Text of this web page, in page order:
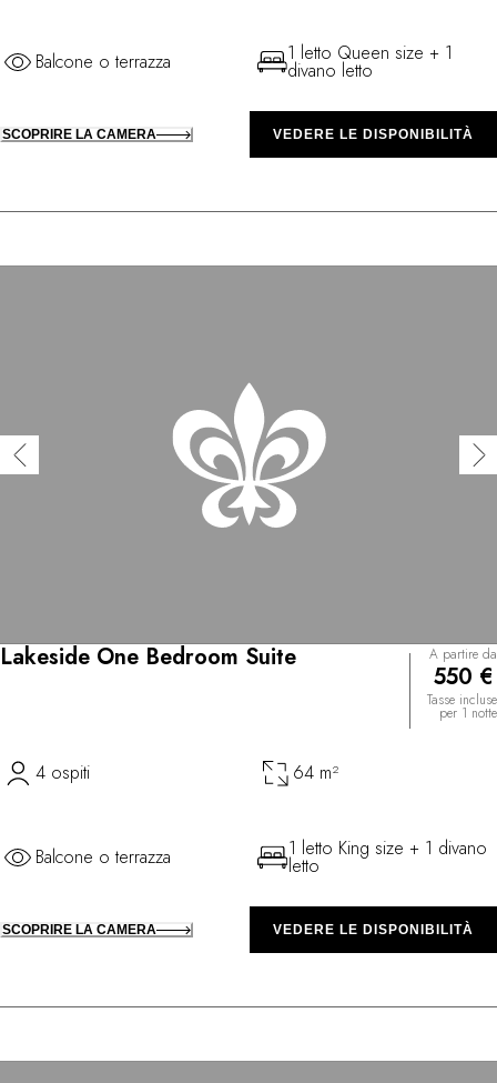
Balcone o terrazza 1 letto Queen size + 1
divano letto
SCOPRIRE LA CAMERA VEDERE LE DISPONIBILITÀ
Lakeside One Bedroom Suite A partire da
550 €
Tasse incluse
per 1 notte
4 ospiti 64 m²
Balcone o terrazza 1 letto King size + 1 divano
letto
SCOPRIRE LA CAMERA VEDERE LE DISPONIBILITÀ